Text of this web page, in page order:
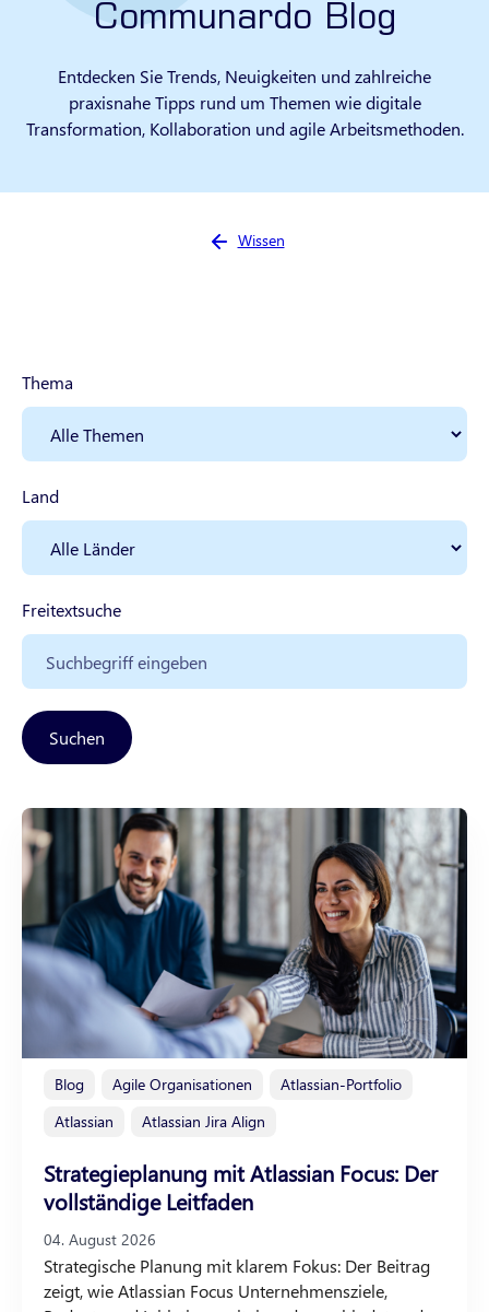
Communardo Blog
Entdecken Sie Trends, Neuigkeiten und zahlreiche
praxisnahe Tipps rund um Themen wie digitale
Transformation, Kollaboration und agile Arbeitsmethoden.
Sie sind hier:
Wissen
Thema
Land
Freitextsuche
Suchen
Blog Agile Organisationen
Atlassian-Portfolio
Atlassian
Atlassian Jira Align
Strategieplanung mit Atlassian Focus: Der
vollständige Leitfaden
04. August 2026
Strategische Planung mit klarem Fokus: Der Beitrag
zeigt, wie Atlassian Focus Unternehmensziele,